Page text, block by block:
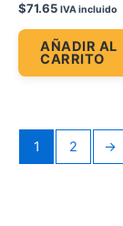
$71.65 IVA incluido
AÑADIR AL
CARRITO
1 2 →